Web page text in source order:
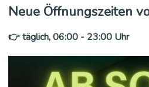
Neue Öffnungszeiten
👉 täglich, 06:00 - 23:00 Uhr